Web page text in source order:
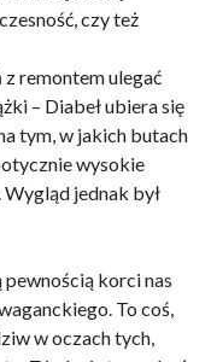
czy też
remontem ulegać
– Diabeł ubiera się
tym, w jakich butach
wysokie
Wygląd jednak był
korci nas
To coś,
w oczach tych,